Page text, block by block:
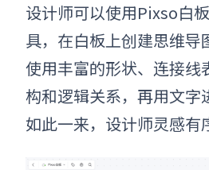
设计师可以使用Pixso白
具，在白板上创建思维导
使用丰富的形状、连接线
构和逻辑关系，再用文字
如此一来，设计师灵感有